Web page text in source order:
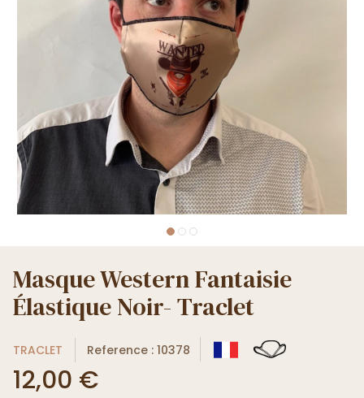
Masque Western Fantaisie
Élastique Noir- Traclet
TRACLET Reference : 10378
12,00 €